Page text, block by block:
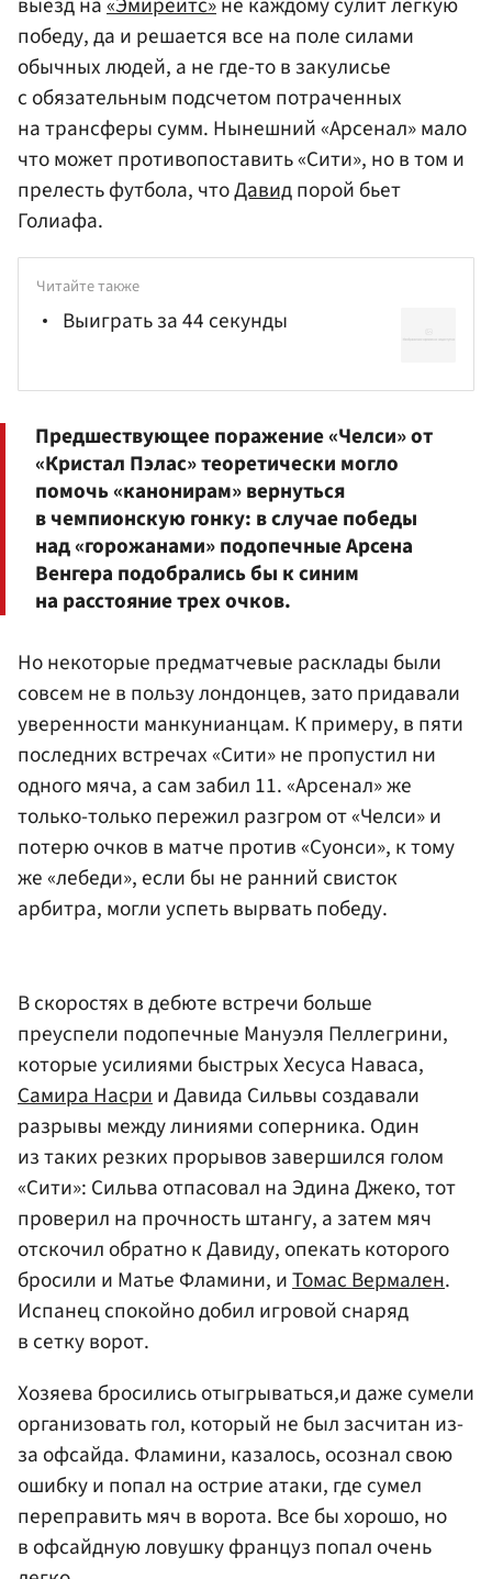
победу, да и решается все на поле силами
обычных людей, а не где-то в закулисье
с обязательным подсчетом потраченных
на трансферы сумм. Нынешний «Арсенал» мало
что может противопоставить «Сити», но в том и
прелесть футбола, чтоДавидпорой бьет
Голиафа.
Читайте также
Выиграть за 44 секунды
Предшествующее поражение «Челси» от
«Кристал Пэлас» теоретически могло
помочь «канонирам» вернуться
в чемпионскую гонку: в случае победы
над «горожанами» подопечные Арсена
Венгера подобрались бы к синим
на расстояние трех очков.
Но некоторые предматчевые расклады были
совсем не в пользу лондонцев, зато придавали
уверенности манкунианцам. К примеру, в пяти
последних встречах «Сити» не пропустил ни
одного мяча, а сам забил 11. «Арсенал» же
только-только пережил разгром от «Челси» и
потерю очков в матче против «Суонси», к тому
же «лебеди», если бы не ранний свисток
арбитра, могли успеть вырвать победу.
В скоростях в дебюте встречи больше
преуспели подопечные Мануэля Пеллегрини,
которые усилиями быстрых Хесуса Наваса,
Самира Насрии Давида Сильвы создавали
разрывы между линиями соперника. Один
из таких резких прорывов завершился голом
«Сити»: Сильва отпасовал на Эдина Джеко, тот
проверил на прочность штангу, а затем мяч
отскочил обратно к Давиду, опекать которого
бросили и Матье Фламини, иТомас Вермален.
Испанец спокойно добил игровой снаряд
в сетку ворот.
Хозяева бросились отыгрываться,и даже сумели
организовать гол, который не был засчитан из-
за офсайда. Фламини, казалось, осознал свою
ошибку и попал на острие атаки, где сумел
переправить мяч в ворота. Все бы хорошо, но
в офсайдную ловушку француз попал очень